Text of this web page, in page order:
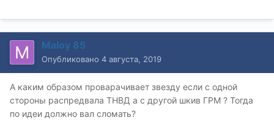
Maloy 85
Опубликовано 4 августа, 2019
А каким образом проварачивает звезду если с одной
стороны распредвала ТНВД а с другой шкив ГРМ ? Тогда
по идеи должно вал сломать?